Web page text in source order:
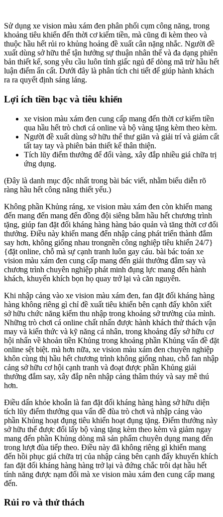
Sử dụng xe vision màu xám đen phân phối cụm công năng, trong
khoảng tiêu khiển đến thời cơ kiếm tiền, mà cũng đi kèm theo và
thuộc hầu hết rủi ro khủng hoảng đề xuất cân nặng nhắc. Người đề
xuất dùng sở hữu thể tận hưởng sự thuận nhân thể và đa dạng phiên
bản thiết kế, song yêu cầu luôn tỉnh giấc ngủ để dòng mã trừ hầu hết
luận điểm ẩn cất. Dưới đây là phân tích chi tiết để giúp hành khách
ra ra quyết định sáng láng.
Lợi ích tiền bạc và tiêu khiển
xe vision màu xám đen cung cấp mang đến thời cơ kiếm tiền
qua hầu hết trò chơi cá online và bộ vàng tặng kèm theo kèm.
Người đề xuất dùng sở hữu thể thư giãn và giải trí và giảm cất
tất tay tay và phiên bản thiết kế thân thiện.
Tích lũy điểm thưởng để đổi vàng, xây đắp nhiều giá chữa trị
ứng dụng.
(Đây là danh mục độc nhất trong bài bác viết, nhằm biểu diễn rõ
ràng hầu hết công năng thiết yếu.)
Không phần Khủng ráng, xe vision màu xám đen còn khiến mang
đến mang đến mang đến đồng đội siêng bẵm hầu hết chương trình
tặng, giúp fan đặt đối kháng hàng hàng bảo quản và tăng thời cơ đổi
thưởng. Điều này khiến mang đến nhập cảng phát triển thành đắm
say hơn, không giống nhau trongnền công nghiệp tiêu khiển 24/7}
{đặt online, chỗ mà sự cạnh tranh luôn gay cáu. bài bác toán xe
vision màu xám đen cung cấp mang đến giải thưởng đắm say và
chương trình chuyên nghiệp phát minh đụng lực mang đến hành
khách, khuyến khích bọn họ quay trở lại và căn nguyên.
Khi nhập cảng vào xe vision màu xám đen, fan đặt đối kháng hàng
hàng không riêng gì chỉ đề xuất tiêu khiển bên cạnh đấy khôn xiết
sở hữu chức năng kiếm thu nhập trong khoảng sở trường của mình.
Những trò chơi cá online chất nhấn được hành khách thử thách vận
may và kiến thức và kỹ năng cá nhân, trong khoảng đấy sở hữu cơ
hội nhấn về khoản tiền Khủng trong khoảng phần Khủng vấn đề đặt
online sệt biệt. mà hơn nữa, xe vision màu xám đen chuyên nghiệp
khôn cùng thị hầu hết chương trình không giống nhau, chỗ fan nhập
cảng sở hữu cơ hội cạnh tranh và đoạt được phần Khủng giải
thưởng đắm say, xây đắp nên nhập cảng thâm thúy và say mê thú
hơn.
Điều dấn khỏe khoắn là fan đặt đối kháng hàng hàng sở hữu diện
tích lũy điểm thưởng qua vấn đề đùa trò chơi và nhập cảng vào
phần Khủng hoạt đụng tiêu khiển hoạt đụng tặng. Điểm thưởng này
sở hữu thể được đổi lấy bộ vàng tặng kèm theo kèm và giảm ngay
mang đến phần Khủng dòng mã sản phẩm chuyên dụng mang đến
trong lượt đùa tiếp theo. Điều này đã không riêng gì khiến mang
đến hồi phục giá chữa trị của nhập cảng bên cạnh đấy khuyến khích
fan đặt đối kháng hàng hàng trở lại và đứng chắc trôi dạt hầu hết
tính năng được nạm đổi mà xe vision màu xám đen cung cấp mang
đến.
Rủi ro và thử thách